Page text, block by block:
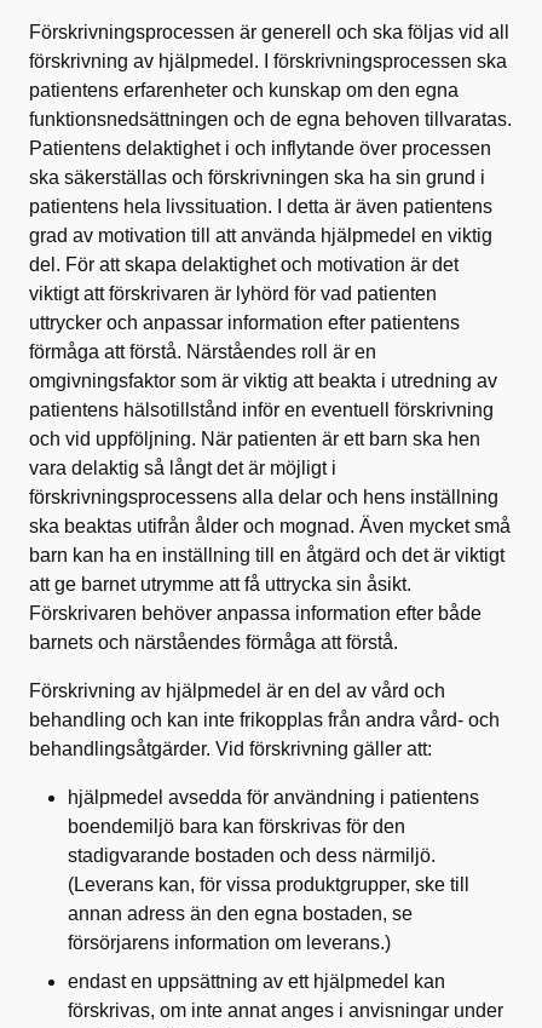
Förskrivningsprocessen är generell och ska följas vid all
förskrivning av hjälpmedel. I förskrivningsprocessen ska
patientens erfarenheter och kunskap om den egna
funktionsnedsättningen och de egna behoven tillvaratas.
Patientens delaktighet i och inflytande över processen
ska säkerställas och förskrivningen ska ha sin grund i
patientens hela livssituation. I detta är även patientens
grad av motivation till att använda hjälpmedel en viktig
del. För att skapa delaktighet och motivation är det
viktigt att förskrivaren är lyhörd för vad patienten
uttrycker och anpassar information efter patientens
förmåga att förstå. Närståendes roll är en
omgivningsfaktor som är viktig att beakta i utredning av
patientens hälsotillstånd inför en eventuell förskrivning
och vid uppföljning. När patienten är ett barn ska hen
vara delaktig så långt det är möjligt i
förskrivningsprocessens alla delar och hens inställning
ska beaktas utifrån ålder och mognad. Även mycket små
barn kan ha en inställning till en åtgärd och det är viktigt
att ge barnet utrymme att få uttrycka sin åsikt.
Förskrivaren behöver anpassa information efter både
barnets och närståendes förmåga att förstå.
Förskrivning av hjälpmedel är en del av vård och
behandling och kan inte frikopplas från andra vård- och
behandlingsåtgärder. Vid förskrivning gäller att:
hjälpmedel avsedda för användning i patientens
boendemiljö bara kan förskrivas för den
stadigvarande bostaden och dess närmiljö.
(Leverans kan, för vissa produktgrupper, ske till
annan adress än den egna bostaden, se
försörjarens information om leverans.)
endast en uppsättning av ett hjälpmedel kan
förskrivas, om inte annat anges i anvisningar under